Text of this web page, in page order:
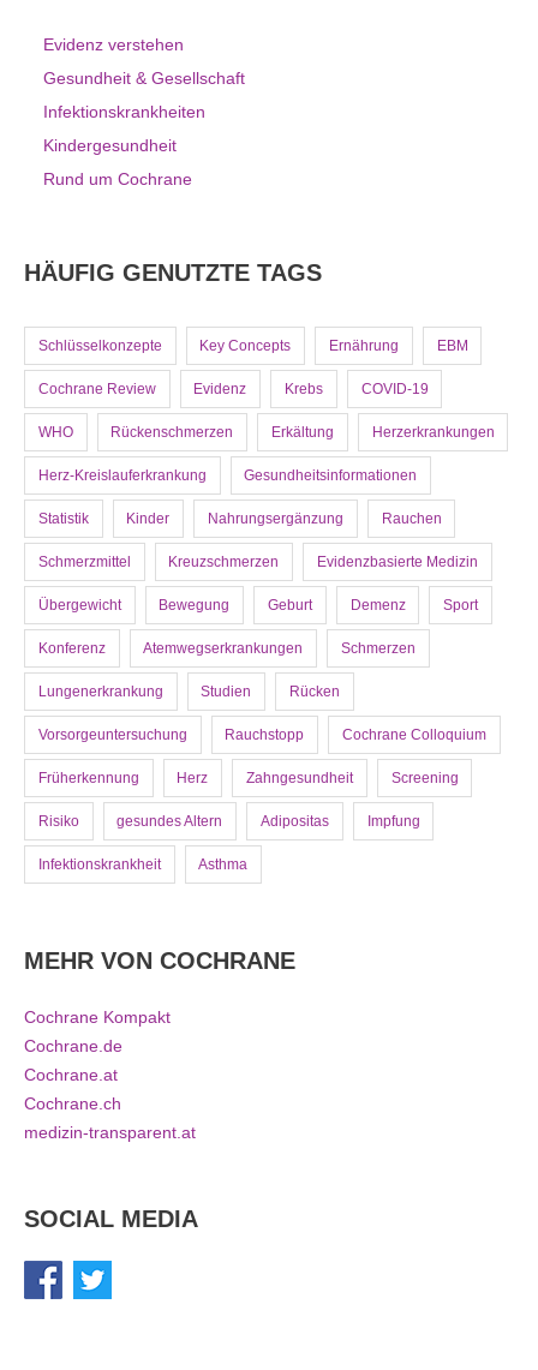
Evidenz verstehen
Gesundheit & Gesellschaft
Infektionskrankheiten
Kindergesundheit
Rund um Cochrane
HÄUFIG GENUTZTE TAGS
Schlüsselkonzepte Key Concepts Ernährung EBM
Cochrane Review Evidenz Krebs COVID-19
WHO Rückenschmerzen Erkältung Herzerkrankungen
Herz-Kreislauferkrankung Gesundheitsinformationen
Statistik Kinder Nahrungsergänzung Rauchen
Schmerzmittel Kreuzschmerzen Evidenzbasierte Medizin
Übergewicht Bewegung Geburt Demenz Sport
Konferenz Atemwegserkrankungen Schmerzen
Lungenerkrankung Studien Rücken
Vorsorgeuntersuchung Rauchstopp Cochrane Colloquium
Früherkennung Herz Zahngesundheit Screening
Risiko gesundes Altern Adipositas Impfung
Infektionskrankheit Asthma
MEHR VON COCHRANE
Cochrane Kompakt
Cochrane.de
Cochrane.at
Cochrane.ch
medizin-transparent.at
SOCIAL MEDIA